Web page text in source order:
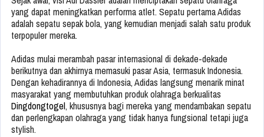
yang dapat meningkatkan performa atlet. Sepatu pertama Adidas
adalah sepatu sepak bola, yang kemudian menjadi salah satu produk
terpopuler mereka.
Adidas mulai merambah pasar internasional di dekade-dekade
berikutnya dan akhirnya memasuki pasar Asia, termasuk Indonesia.
Dengan kehadirannya di Indonesia, Adidas langsung menarik minat
masyarakat yang membutuhkan produk olahraga berkualitas
Dingdongtogel, khususnya bagi mereka yang mendambakan sepatu
dan perlengkapan olahraga yang tidak hanya fungsional tetapi juga
stylish.